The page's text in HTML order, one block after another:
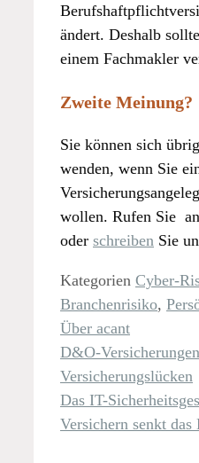
ändert. Deshalb
einem Fachmakler
Zweite Meinung?
Sie können sich
wenden, wenn Sie
wollen. Rufen Sie
oder schreiben Sie
Kategorien Cyber-
Branchenrisiko,
Über acant
D&O-
Versicherungslücken
Das IT-
Versichern senkt